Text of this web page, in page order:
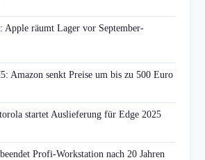
Apple räumt Lager vor September-
Amazon senkt Preise um bis zu 500 Euro
startet Auslieferung für Edge 2025
Profi-Workstation nach 20 Jahren